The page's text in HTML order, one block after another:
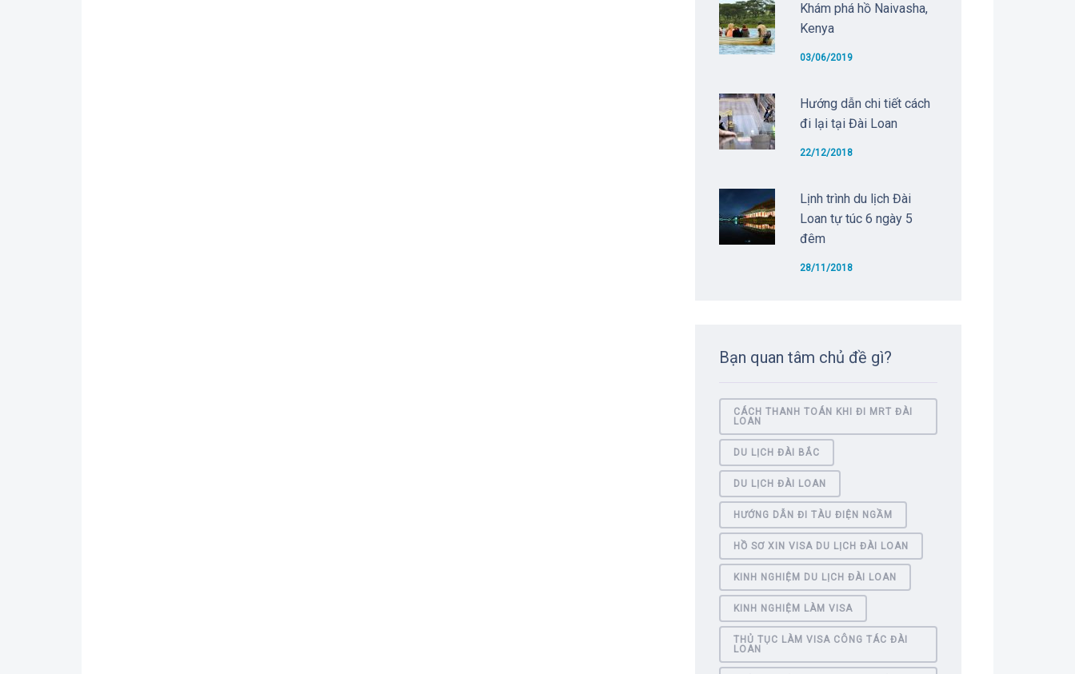
Khám phá hồ Naivasha,
Kenya
03/06/2019
Hướng dẫn chi tiết cách
đi lại tại Đài Loan
22/12/2018
Lịnh trình du lịch Đài
Loan tự túc 6 ngày 5
đêm
28/11/2018
Bạn quan tâm chủ đề gì?
CÁCH THANH TOÁN KHI ĐI MRT ĐÀI
LOAN
DU LỊCH ĐÀI BẮC
DU LỊCH ĐÀI LOAN
HƯỚNG DẪN ĐI TÀU ĐIỆN NGẦM
HỒ SƠ XIN VISA DU LỊCH ĐÀI LOAN
KINH NGHIỆM DU LỊCH ĐÀI LOAN
KINH NGHIỆM LÀM VISA
THỦ TỤC LÀM VISA CÔNG TÁC ĐÀI
LOAN